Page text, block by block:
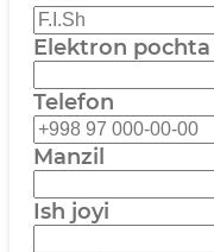
Elektron pochta
Telefon
Manzil
Ish joyi